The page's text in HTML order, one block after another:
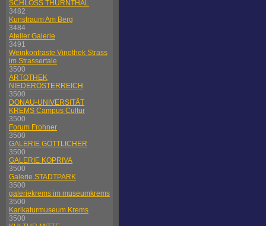
SCHLOSS THÜRNTHAL
3482
Kunstraum Am Berg
3484
Atelier Galerie
3491
Weinkontraste Vinothek Strass
im Strassertale
3500
ARTOTHEK
NIEDERÖSTERREICH
3500
DONAU-UNIVERSITÄT
KREMS Campus Cultur
3500
Forum Frohner
3500
GALERIE GÖTTLICHER
3500
GALERIE KOPRIVA
3500
Galerie STADTPARK
3500
galeriekrems im museumkrems
3500
Karikaturmuseum Krems
3500